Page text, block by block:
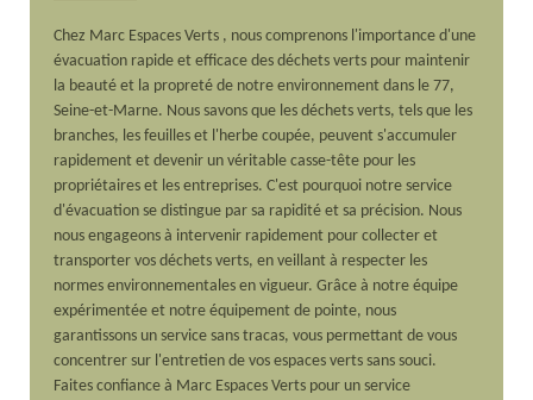
Chez Marc Espaces Verts , nous comprenons l'importance d'une
évacuation rapide et efficace des déchets verts pour maintenir
la beauté et la propreté de notre environnement dans le 77,
Seine-et-Marne. Nous savons que les déchets verts, tels que les
branches, les feuilles et l'herbe coupée, peuvent s'accumuler
rapidement et devenir un véritable casse-tête pour les
propriétaires et les entreprises. C'est pourquoi notre service
d'évacuation se distingue par sa rapidité et sa précision. Nous
nous engageons à intervenir rapidement pour collecter et
transporter vos déchets verts, en veillant à respecter les
normes environnementales en vigueur. Grâce à notre équipe
expérimentée et notre équipement de pointe, nous
garantissons un service sans tracas, vous permettant de vous
concentrer sur l'entretien de vos espaces verts sans souci.
Faites confiance à Marc Espaces Verts pour un service